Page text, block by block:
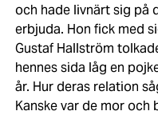
och hade livnärt sig på
erbjuda. Hon fick med
Gustaf Hallström
hennes sida låg en
år. Hur deras relation
Kanske var de mor och